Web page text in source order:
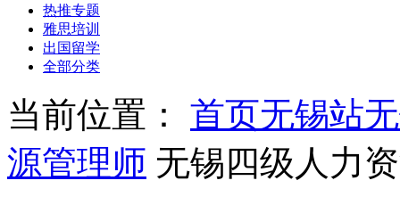
热推专题
雅思培训
出国留学
全部分类
当前位置： 首页无锡站
源管理师 无锡四级人力